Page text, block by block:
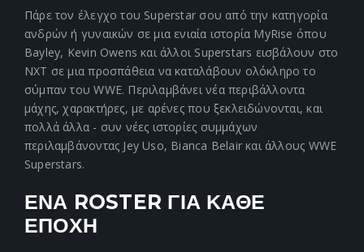
Πάρε τον έλεγχο του Superstar σου από την κατηγορία
ανδρών ή γυναικών σε μια ενιαία ιστορία MyRise όπου
Bayley, Kevin Owens και άλλοι Superstars εισβάλουν στο
NXT σε μια προσπάθεια να καταλάβουν ολόκληρο το
σύμπαν του WWE. Περιλαμβάνει νέα περιβάλλοντα
μάχης, χαρακτήρες, με αρένες που ξεκλειδώνονται, και
πολλά άλλα - συν νέες ιστορίες συμμάχων
περιλαμβάνοντας Jey Uso, Bianca Belair και άλλους WWE
Superstars.
ΕΝΑ ROSTER ΓΙΑ ΚΑΘΕ
ΕΠΟΧΗ